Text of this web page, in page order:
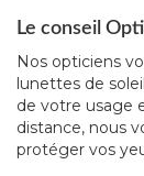
Le conseil
Nos opticiens
lunettes de
de votre usage
distance, nous
protéger vos